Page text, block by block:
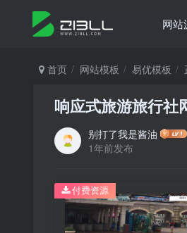
网站
首页 网站模板 易优模板
响应式旅游旅行社
别打了我是酱油
1年前发布
付费资源